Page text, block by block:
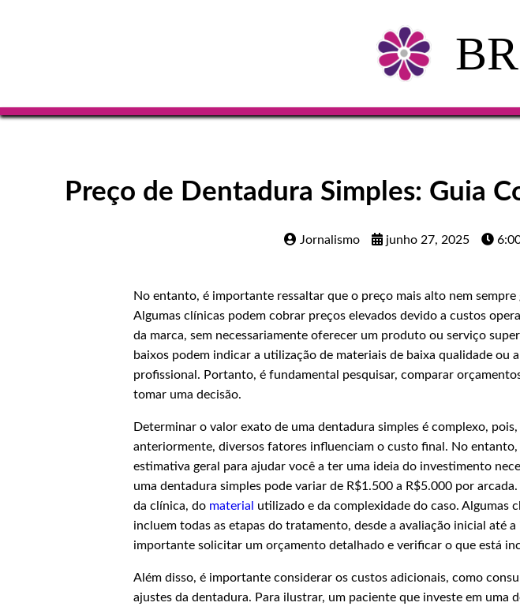
Preço de Dentadura Simples: Guia
Jornalismo junho 27, 2025
No entanto, é importante ressaltar que o preço mais alto nem
Algumas clínicas podem cobrar preços elevados devido a custos
da marca, sem necessariamente oferecer um produto ou serviço
baixos podem indicar a utilização de materiais de baixa qualidade ou
profissional. Portanto, é fundamental pesquisar, comparar
tomar uma decisão.
Determinar o valor exato de uma dentadura simples é complexo,
anteriormente, diversos fatores influenciam o custo final. No entanto,
estimativa geral para ajudar você a ter uma ideia do investimento
uma dentadura simples pode variar de R$1.500 a R$5.000 por
da clínica, do material
utilizado e da complexidade do caso. Algumas
incluem todas as etapas do tratamento, desde a avaliação inicial até
importante solicitar um orçamento detalhado e verificar o que está
Além disso, é importante considerar os custos adicionais, como
ajustes da dentadura. Para ilustrar, um paciente que investe em uma